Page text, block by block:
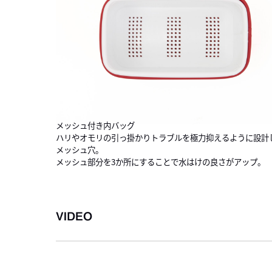
メッシュ付き内バッグ
ハリやオモリの引っ掛かりトラブルを極力抑えるように設計
メッシュ穴。
メッシュ部分を3か所にすることで水はけの良さがアップ。
VIDEO